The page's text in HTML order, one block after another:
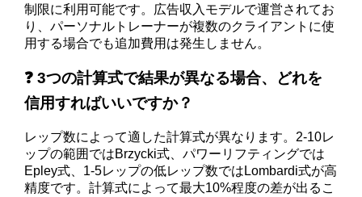
制限に利用可能です。広告収入モデルで運営されてお
り、パーソナルトレーナーが複数のクライアントに使
用する場合でも追加費用は発生しません。
❓ 3つの計算式で結果が異なる場合、どれを
信用すればいいですか？
レップ数によって適した計算式が異なります。2-10レ
ップの範囲ではBrzycki式、パワーリフティングでは
Epley式、1-5レップの低レップ数ではLombardi式が高
精度です。計算式によって最大10%程度の差が出るこ